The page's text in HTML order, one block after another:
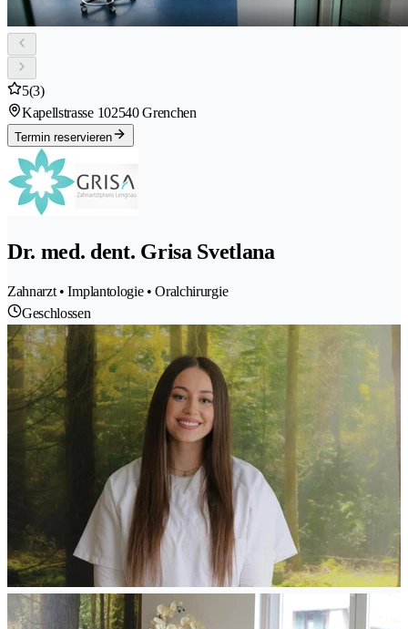
5(3)
Kapellstrasse 102540 Grenchen
Termin reservieren
Dr. med. dent. Grisa Svetlana
Zahnarzt • Implantologie • Oralchirurgie
Geschlossen